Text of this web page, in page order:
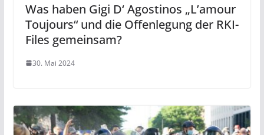
Was haben Gigi D‘ Agostinos „L’amour
Toujours“ und die Offenlegung der RKI-
Files gemeinsam?
30. Mai 2024